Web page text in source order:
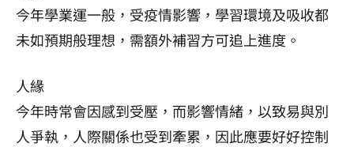
今年學業運一般，受疫情影響，學習環境及吸收都
未如預期般理想，需額外補習方可追上進度。
人緣
今年時常會因感到受壓，而影響情緒，以致易與別
人爭執，人際關係也受到牽累，因此應要好好控制